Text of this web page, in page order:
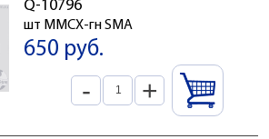
Q-10796
шт MMCX-гн SMA
650 руб.
- +